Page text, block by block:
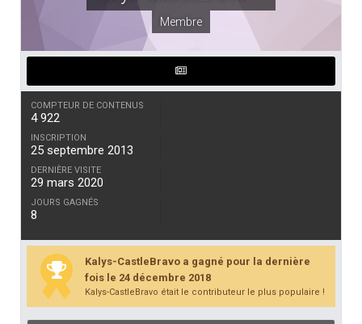
Membre
COMPTEUR DE CONTENUS
4 922
INSCRIPTION
25 septembre 2013
DERNIÈRE VISITE
29 mars 2020
JOURS GAGNÉS
8
Kalys-CastleBravo a gagné pour la dernière
fois le 24 décembre 2018
Kalys-CastleBravo était le contributeur le plus populaire !